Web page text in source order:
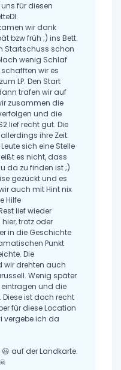
für diesen
wir dank
bzw früh ;) ins Bett.
Startschuss schon
wenig Schlaf
wir es
LP. Den Start
trafen wir auf
zusammen die
und die
lief recht gut. Die
ihre Zeit.
sich eine Stelle
es nicht, dass
da zu finden ist ;)
gezückt und es
auch mit Hint nix
Hilfe
lief wieder
trotz oder
in die Geschichte
Punkt
Die
wir drehten auch
Wenig später
und die
ist doch recht
für diese Location
vergebe ich da
auf der Landkarte.